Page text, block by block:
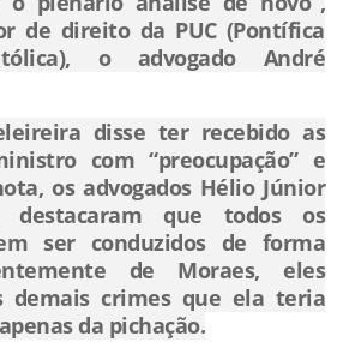
de direito da PUC (Pontífica
o advogado André
disse ter recebido as
com “preocupação” e
os advogados Hélio Júnior
destacaram que todos os
ser conduzidos de forma
de Moraes, eles
demais crimes que ela teria
da pichação.